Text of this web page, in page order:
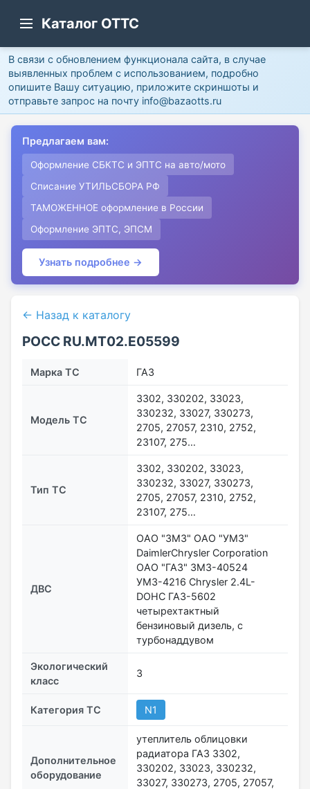
Каталог ОТТС
В связи с обновлением функционала сайта, в случае
выявленных проблем с использованием, подробно
опишите Вашу ситуацию, приложите скриншоты и
отправьте запрос на почту info@bazaotts.ru
Предлагаем вам:
Оформление СБКТС и ЭПТС на авто/мото
Списание УТИЛЬСБОРА РФ
ТАМОЖЕННОЕ оформление в России
Оформление ЭПТС, ЭПСМ
Узнать подробнее →
← Назад к каталогу
РОСС RU.МТ02.E05599
Марка ТС ГАЗ
Модель ТС
3302, 330202, 33023,
330232, 33027, 330273,
2705, 27057, 2310, 2752,
23107, 275…
Тип ТС
3302, 330202, 33023,
330232, 33027, 330273,
2705, 27057, 2310, 2752,
23107, 275…
ДВС
ОАО "ЗМЗ" ОАО "УМЗ"
DaimlerChrysler Corporation
ОАО "ГАЗ" ЗМЗ-40524
УМЗ-4216 Chrysler 2.4L-
DOHC ГАЗ-5602
четырехтактный
бензиновый дизель, с
турбонаддувом
Экологический
класс
3
Категория ТС N1
Дополнительное
оборудование
утеплитель облицовки
радиатора ГАЗ 3302,
330202, 33023, 330232,
33027, 330273, 2705, 27057,